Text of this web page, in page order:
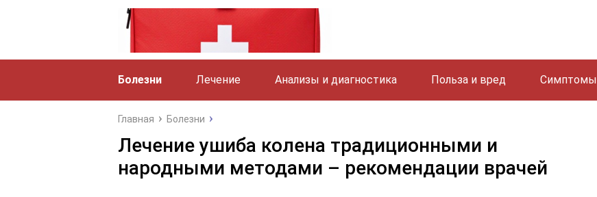
Болезни Лечение Анализы и диагностика Польза и вред Симптомы
Главная Болезни
Лечение ушиба колена традиционными и
народными методами – рекомендации врачей